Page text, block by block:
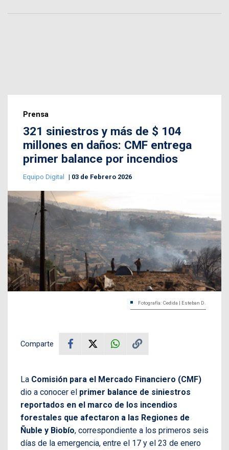
Prensa
321 siniestros y más de $ 104
millones en daños: CMF entrega
primer balance por incendios
Equipo Digital 03 de Febrero 2026
Fotografía: Cedida | Esteban D.
Comparte
La Comisión para el Mercado Financiero (CMF)
dio a conocer el primer balance de siniestros
reportados en el marco de los incendios
forestales que afectaron a las Regiones de
Ñuble y Biobío, correspondiente a los primeros seis
días de la emergencia, entre el 17 y el 23 de enero